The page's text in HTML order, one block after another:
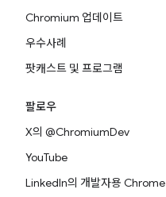
Chromium 업데이트
우수사례
팟캐스트 및 프로그램
팔로우
X의 @ChromiumDev
YouTube
LinkedIn의 개발자용 Chrome